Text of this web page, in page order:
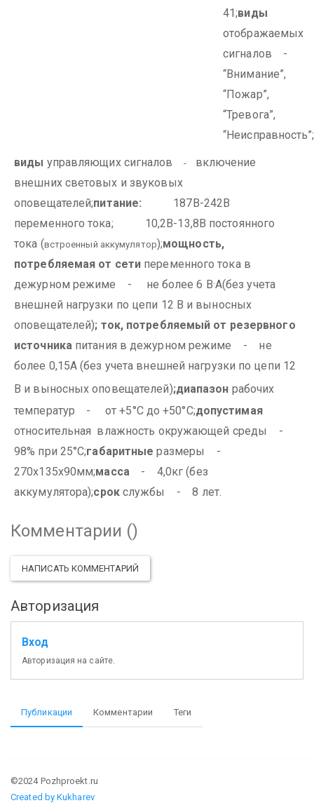
41;виды
отображаемых
сигналов -
“Внимание”,
“Пожар”,
“Тревога”,
“Неисправность”;
виды управляющих сигналов - включение
внешних световых и звуковых
оповещателей;питание: 187В-242В
переменного тока; 10,2В-13,8В постоянного
тока (встроенный аккумулятор);мощность,
потребляемая от сети переменного тока в
дежурном режиме - не более 6 В·А(без учета
внешней нагрузки по цепи 12 В и выносных
оповещателей); ток, потребляемый от резервного
источника питания в дежурном режиме - не
более 0,15А (без учета внешней нагрузки по цепи 12
В и выносных оповещателей);диапазон рабочих
температур - от +5°С до +50°С;допустимая
относительная влажность окружающей среды -
98% при 25°С;габаритные размеры -
270х135х90мм;масса - 4,0кг (без
аккумулятора);срокслужбы - 8 лет.
Комментарии ()
НАПИСАТЬ КОММЕНТАРИЙ
Авторизация
Вход
Авторизация на сайте.
Публикации Комментарии Теги
©2024 Pozhproekt.ru
Created by Kukharev